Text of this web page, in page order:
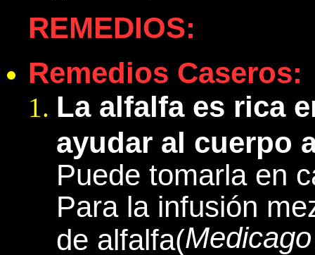
REMEDIOS:
Remedios Caseros:
La alfalfa es rica
ayudar al cuerpo
Puede tomarla en
Para la infusión
de alfalfa(